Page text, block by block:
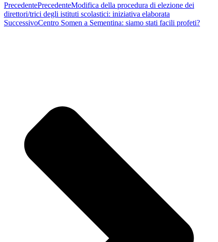
PrecedentePrecedenteModifica della procedura di elezione dei
direttori/trici degli istituti scolastici: iniziativa elaborata
SuccessivoCentro Somen a Sementina: siamo stati facili profeti?